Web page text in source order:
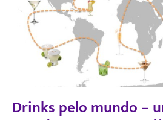
Drinks pelo mundo –